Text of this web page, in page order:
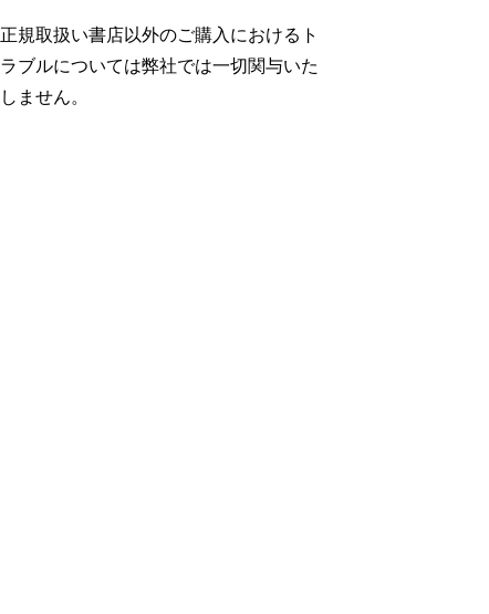
正規取扱い書店以外のご購入におけるト
ラブルについては弊社では一切関与いた
しません。